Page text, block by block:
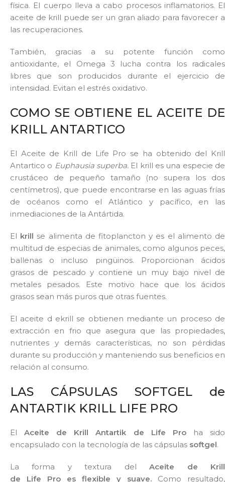
física. El cuerpo lleva a cabo procesos inflamatorios. El
aceite de krill puede ser un gran aliado para favorecer a
las recuperaciones.
También, gracias a su potente función como
antioxidante, el Omega 3 lucha contra los radicales
libres que son producidos durante el ejercicio de
intensidad. Evitan el estrés oxidativo.
COMO SE OBTIENE EL ACEITE DE
KRILL ANTARTICO
El Aceite de Krill de Life Pro se ha obtenido del Krill
Antartico o Euphausia superba. El krill es una especie de
crustáceo de pequeño tamaño (no supera los dos
centímetros), que puede encontrarse en las aguas frías
de océanos como el Atlántico y pacífico, en las
inmediaciones de la Antártida.
El krill se alimenta de fitoplancton y es el alimento de
multitud de especias de animales, como algunos peces,
ballenas o incluso pingüinos. Proporcionan ácidos
grasos de pescado y contiene un muy bajo nivel de
metales pesados. Este motivo hace que los ácidos
grasos sean más puros que otras fuentes.
El aceite d ekrill se obtienen mediante un proceso de
extracción en frio que asegura que las propiedades,
nutrientes y demás características, no son pérdidas
durante su producción y manteniendo sus beneficios en
relación al consumo.
LAS CÁPSULAS SOFTGEL de
ANTARTIK KRILL LIFE PRO
ElAceite de Krill Antartik de Life Proha sido
encapsulado con la tecnología de las cápsulas softgel.
La forma y textura delAceite de Krill
de Life Pro es flexible y suave. Como resultado,